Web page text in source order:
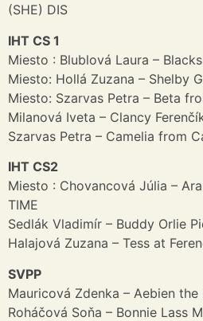
(SHE) DIS
IHT CS 1
Miesto : Blublová Laura –
Miesto: Hollá Zuzana – Shelby
Miesto: Szarvas Petra – Beta
Milanová Iveta – Clancy
Szarvas Petra – Camelia from
IHT CS2
Miesto : Chovancová Júlia –
TIME
Sedlák Vladimír – Buddy Orlie
Halajová Zuzana – Tess at
SVPP
Mauricová Zdenka – Aebien
Roháčová Soňa – Bonnie Lass